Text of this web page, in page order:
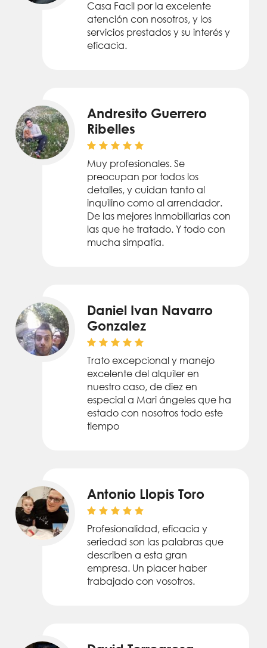
Casa Facil por la excelente
atención con nosotros, y los
servicios prestados y su interés y
eficacia.
Andresito Guerrero
Ribelles
Muy profesionales. Se
preocupan por todos los
detalles, y cuidan tanto al
inquilino como al arrendador.
De las mejores inmobiliarias con
las que he tratado. Y todo con
mucha simpatía.
Daniel Ivan Navarro
Gonzalez
Trato excepcional y manejo
excelente del alquiler en
nuestro caso, de diez en
especial a Mari ángeles que ha
estado con nosotros todo este
tiempo
Antonio Llopis Toro
Profesionalidad, eficacia y
seriedad son las palabras que
describen a esta gran
empresa. Un placer haber
trabajado con vosotros.